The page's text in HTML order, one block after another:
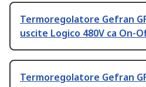
Termoregolatore Gefran
uscite Logico 480V ca On-
Termoregolatore Gefran